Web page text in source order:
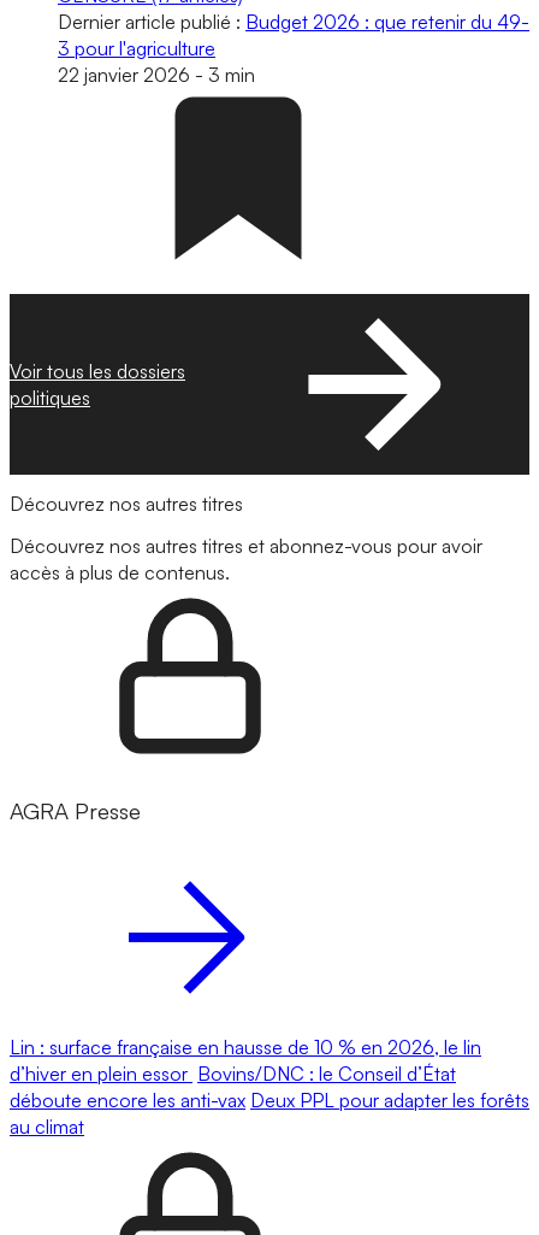
Dernier article publié : Budget 2026 : que retenir du 49-
3 pour l'agriculture
22 janvier 2026 - 3 min
Voir tous les dossiers
politiques
Découvrez nos autres titres
Découvrez nos autres titres et abonnez-vous pour avoir
accès à plus de contenus.
AGRA Presse
Lin : surface française en hausse de 10 % en 2026, le lin
d’hiver en plein essor Bovins/DNC : le Conseil d’État
déboute encore les anti-vax Deux PPL pour adapter les forêts
au climat